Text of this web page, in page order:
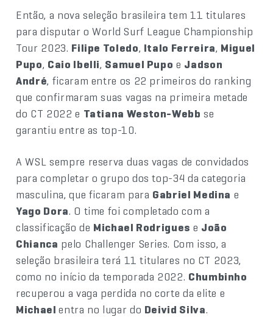
Então, a nova seleção brasileira tem 11 titulares
para disputar o World Surf League Championship
Tour 2023. Filipe Toledo, Italo Ferreira, Miguel
Pupo, Caio Ibelli, Samuel Pupo e Jadson
André, ficaram entre os 22 primeiros do ranking
que confirmaram suas vagas na primeira metade
do CT 2022 e Tatiana Weston-Webb se
garantiu entre as top-10.
A WSL sempre reserva duas vagas de convidados
para completar o grupo dos top-34 da categoria
masculina, que ficaram para Gabriel Medina e
Yago Dora. O time foi completado com a
classificação de Michael Rodrigues e João
Chianca pelo Challenger Series. Com isso, a
seleção brasileira terá 11 titulares no CT 2023,
como no início da temporada 2022. Chumbinho
recuperou a vaga perdida no corte da elite e
Michaelentra no lugar do Deivid Silva.